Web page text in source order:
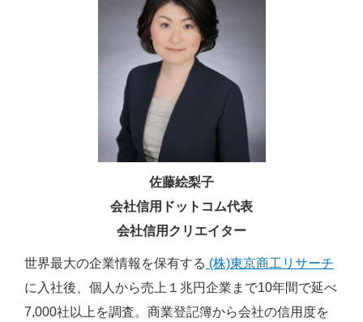
佐藤絵梨子
会社信用ドットコム代表
会社信用クリエイター
世界最大の企業情報を保有する (株)東京商工リサーチ
に入社後、個人から売上１兆円企業まで10年間で延べ
7,000社以上を調査。商業登記簿から会社の信用度を